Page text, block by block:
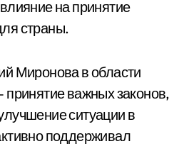
на принятие
страны.
Миронова в области
принятие важных законов,
ситуации в
поддерживал